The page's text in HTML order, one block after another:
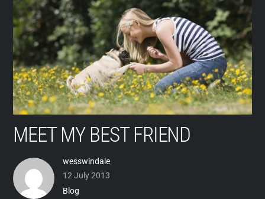
Skip
content
MEET MY BEST FRIEND
wesswindale
12 July 2013
Blog